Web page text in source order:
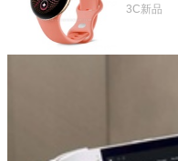
鎖定 AI
3C新品